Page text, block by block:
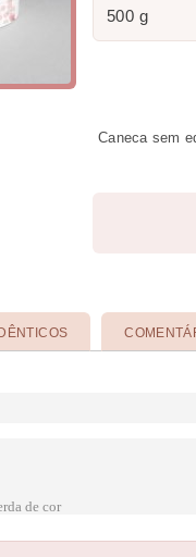
500 g
Caneca sem
de cor